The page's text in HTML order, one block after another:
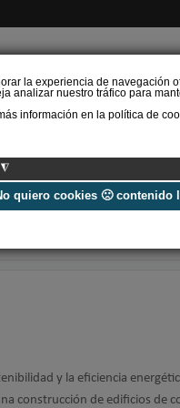
la experiencia de navegación
analizar nuestro tráfico para
información en la política de
◮
quiero cookies 🙁 contenido
¿Cómo
radón?
soluciones
y la eficiencia
construcción de edificios de